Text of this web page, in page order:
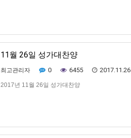
11월 26일 성가대찬양
최고관리자 0 6455 2017.11.26
2017년 11월 26일 성가대찬양